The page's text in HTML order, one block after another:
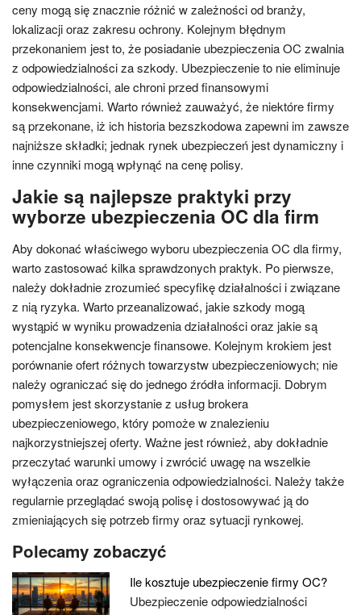
ceny mogą się znacznie różnić w zależności od branży,
lokalizacji oraz zakresu ochrony. Kolejnym błędnym
przekonaniem jest to, że posiadanie ubezpieczenia OC zwalnia
z odpowiedzialności za szkody. Ubezpieczenie to nie eliminuje
odpowiedzialności, ale chroni przed finansowymi
konsekwencjami. Warto również zauważyć, że niektóre firmy
są przekonane, iż ich historia bezszkodowa zapewni im zawsze
najniższe składki; jednak rynek ubezpieczeń jest dynamiczny i
inne czynniki mogą wpłynąć na cenę polisy.
Jakie są najlepsze praktyki przy
wyborze ubezpieczenia OC dla firm
Aby dokonać właściwego wyboru ubezpieczenia OC dla firmy,
warto zastosować kilka sprawdzonych praktyk. Po pierwsze,
należy dokładnie zrozumieć specyfikę działalności i związane
z nią ryzyka. Warto przeanalizować, jakie szkody mogą
wystąpić w wyniku prowadzenia działalności oraz jakie są
potencjalne konsekwencje finansowe. Kolejnym krokiem jest
porównanie ofert różnych towarzystw ubezpieczeniowych; nie
należy ograniczać się do jednego źródła informacji. Dobrym
pomysłem jest skorzystanie z usług brokera
ubezpieczeniowego, który pomoże w znalezieniu
najkorzystniejszej oferty. Ważne jest również, aby dokładnie
przeczytać warunki umowy i zwrócić uwagę na wszelkie
wyłączenia oraz ograniczenia odpowiedzialności. Należy także
regularnie przeglądać swoją polisę i dostosowywać ją do
zmieniających się potrzeb firmy oraz sytuacji rynkowej.
Polecamy zobaczyć
Ile kosztuje ubezpieczenie firmy OC?
Ubezpieczenie odpowiedzialności